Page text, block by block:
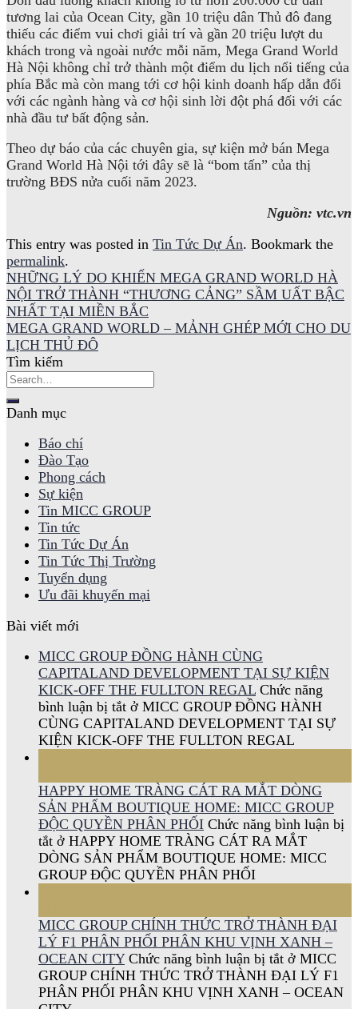
tương lai của Ocean City, gần 10 triệu dân Thủ đô đang
thiếu các điểm vui chơi giải trí và gần 20 triệu lượt du
khách trong và ngoài nước mỗi năm, Mega Grand World
Hà Nội không chỉ trở thành một điểm du lịch nổi tiếng của
phía Bắc mà còn mang tới cơ hội kinh doanh hấp dẫn đối
với các ngành hàng và cơ hội sinh lời đột phá đối với các
nhà đầu tư bất động sản.
Theo dự báo của các chuyên gia, sự kiện mở bán Mega
Grand World Hà Nội tới đây sẽ là “bom tấn” của thị
trường BĐS nửa cuối năm 2023.
Nguồn: vtc.vn
This entry was posted in Tin Tức Dự Án. Bookmark the
permalink.
NHỮNG LÝ DO KHIẾN MEGA GRAND WORLD HÀ
NỘI TRỞ THÀNH “THƯƠNG CẢNG” SẦM UẤT BẬC
NHẤT TẠI MIỀN BẮC
MEGA GRAND WORLD – MẢNH GHÉP MỚI CHO DU
LỊCH THỦ ĐÔ
Tìm kiếm
Danh mục
Báo chí
Đào Tạo
Phong cách
Sự kiện
Tin MICC GROUP
Tin tức
Tin Tức Dự Án
Tin Tức Thị Trường
Tuyển dụng
Ưu đãi khuyến mại
Bài viết mới
MICC GROUP ĐỒNG HÀNH CÙNG
CAPITALAND DEVELOPMENT TẠI SỰ KIỆN
KICK-OFF THE FULLTON REGAL Chức năng
bình luận bị tắt ở MICC GROUP ĐỒNG HÀNH
CÙNG CAPITALAND DEVELOPMENT TẠI SỰ
KIỆN KICK-OFF THE FULLTON REGAL
HAPPY HOME TRÀNG CÁT RA MẮT DÒNG
SẢN PHẨM BOUTIQUE HOME: MICC GROUP
ĐỘC QUYỀN PHÂN PHỐI Chức năng bình luận bị
tắt ở HAPPY HOME TRÀNG CÁT RA MẮT
DÒNG SẢN PHẨM BOUTIQUE HOME: MICC
GROUP ĐỘC QUYỀN PHÂN PHỐI
MICC GROUP CHÍNH THỨC TRỞ THÀNH ĐẠI
LÝ F1 PHÂN PHỐI PHÂN KHU VỊNH XANH –
OCEAN CITY Chức năng bình luận bị tắt ở MICC
GROUP CHÍNH THỨC TRỞ THÀNH ĐẠI LÝ F1
PHÂN PHỐI PHÂN KHU VỊNH XANH – OCEAN